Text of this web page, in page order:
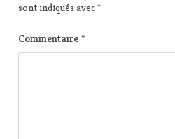
sont indiqués avec*
Commentaire *